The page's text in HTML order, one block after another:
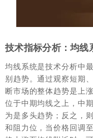
技术指标分析：均线
均线系统是技术分析中
别趋势。通过观察短期
断市场的整体趋势是上
位于中期均线之上，中
为是多头趋势；反之，
和阻力位，当价格回调